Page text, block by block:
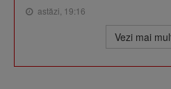
astăzi, 19:16
Vezi mai